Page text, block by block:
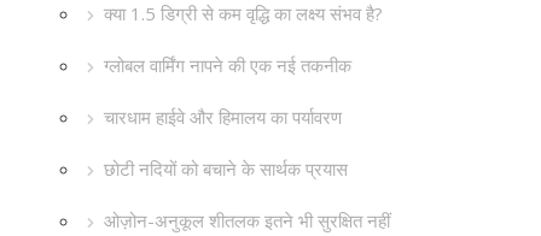
क्या 1.5 डिग्री से कम वृद्धि का लक्ष्य संभव है?
ग्लोबल वार्मिंग नापने की एक नई तकनीक
चारधाम हाईवे और हिमालय का पर्यावरण
छोटी नदियों को बचाने के सार्थक प्रयास
ओज़ोन-अनुकूल शीतलक इतने भी सुरक्षित नहीं